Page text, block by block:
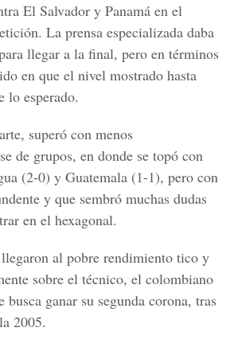
El Salvador y Panamá en el
La prensa especializada daba
llegar a la final, pero en términos
en que el nivel mostrado hasta
lo esperado.
superó con menos
de grupos, en donde se topó con
(2-0) y Guatemala (1-1), pero con
y que sembró muchas dudas
en el hexagonal.
al pobre rendimiento tico y
sobre el técnico, el colombiano
ganar su segunda corona, tras
2005.